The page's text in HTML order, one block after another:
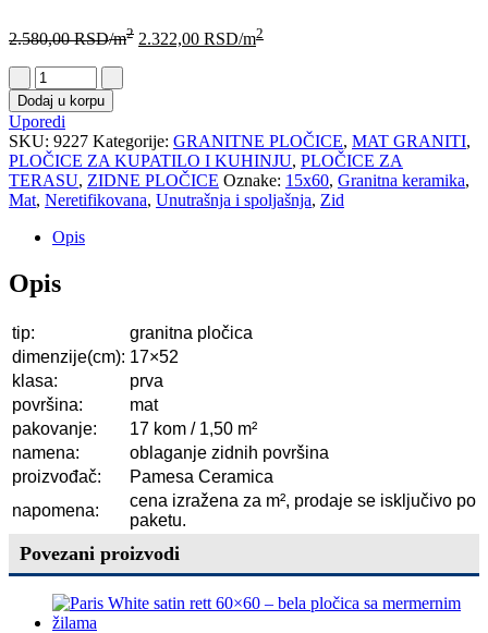
2.580,00RSD/m2 2.322,00 RSD/m2
Dodaj u korpu
Uporedi
SKU: 9227 Kategorije: GRANITNE PLOČICE, MAT GRANITI,
PLOČICE ZA KUPATILO I KUHINJU, PLOČICE ZA
TERASU, ZIDNE PLOČICE Oznake: 15x60, Granitna keramika,
Mat, Neretifikovana, Unutrašnja i spoljašnja, Zid
Opis
Opis
tip:
granitna pločica
dimenzije(cm): 17×52
klasa:
prva
površina:
mat
pakovanje:
17 kom / 1,50 m²
namena:
oblaganje zidnih površina
proizvođač:
Pamesa Ceramica
napomena:
cena izražena za m², prodaje se isključivo po
paketu.
Povezani proizvodi